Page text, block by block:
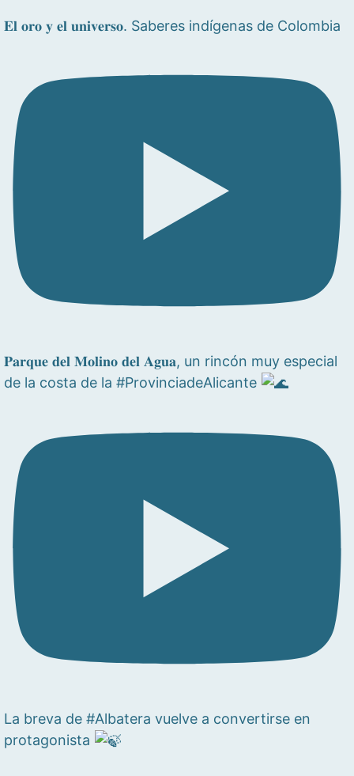
𝐄𝐥 𝐨𝐫𝐨 𝐲 𝐞𝐥 𝐮𝐧𝐢𝐯𝐞𝐫𝐬𝐨. Saberes indígenas de Colombia
𝐏𝐚𝐫𝐪𝐮𝐞 𝐝𝐞𝐥 𝐌𝐨𝐥𝐢𝐧𝐨 𝐝𝐞𝐥 𝐀𝐠𝐮𝐚, un rincón muy especial
de la costa de la #ProvinciadeAlicante
La breva de #Albatera vuelve a convertirse en
protagonista